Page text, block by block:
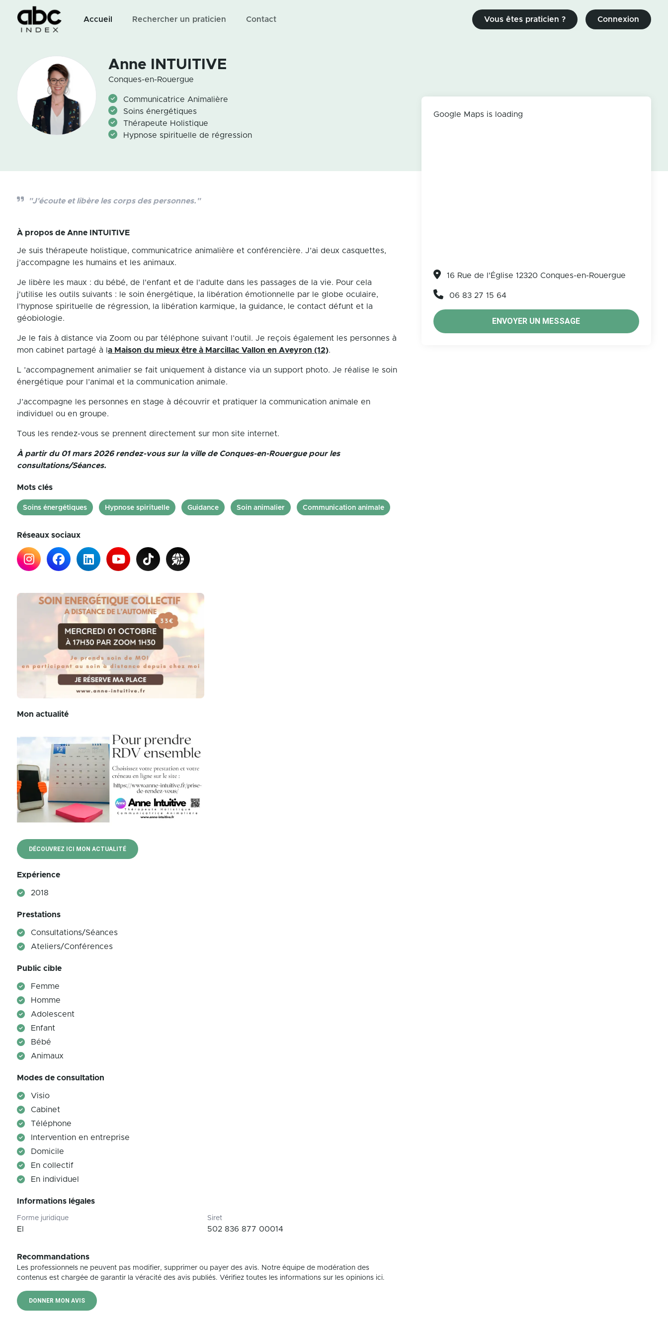
Accueil Rechercher un praticien Contact Vous êtes praticien ? Connexion
Anne INTUITIVE
Conques-en-Rouergue
Communicatrice Animalière
Soins énergétiques
Thérapeute Holistique
Hypnose spirituelle de régression
"J'écoute et libère les corps des personnes."
À propos de Anne INTUITIVE
Je suis thérapeute holistique, communicatrice animalière et conférencière. J’ai deux casquettes,
j’accompagne les humains et les animaux.
Je libère les maux : du bébé, de l'enfant et de l'adulte dans les passages de la vie. Pour cela
j'utilise les outils suivants : le soin énergétique, la libération émotionnelle par le globe oculaire,
l’hypnose spirituelle de régression, la libération karmique, la guidance, le contact défunt et la
géobiologie.
Je le fais à distance via Zoom ou par téléphone suivant l’outil. Je reçois également les personnes à
mon cabinet partagé à l a Maison du mieux être à Marcillac Vallon en Aveyron (12).
L ’accompagnement animalier se fait uniquement à distance via un support photo. Je réalise le soin
énergétique pour l’animal et la communication animale.
J’accompagne les personnes en stage à découvrir et pratiquer la communication animale en
individuel ou en groupe.
Tous les rendez-vous se prennent directement sur mon site internet.
À partir du 01 mars 2026 rendez-vous sur la ville de Conques-en-Rouergue pour les
consultations/Séances.
Mots clés
Soins énergétiques Hypnose spirituelle Guidance Soin animalier Communication animale
Réseaux sociaux
Mon actualité
DÉCOUVREZ ICI MON ACTUALITÉ
Expérience
2018
Prestations
Consultations/Séances
Ateliers/Conférences
Public cible
Femme
Homme
Adolescent
Enfant
Bébé
Animaux
Modes de consultation
Visio
Cabinet
Téléphone
Intervention en entreprise
Domicile
En collectif
En individuel
Informations légales
Forme juridique
EI
Siret
502 836 877 00014
Recommandations
Les professionnels ne peuvent pas modifier, supprimer ou payer des avis. Notre équipe de modération des
contenus est chargée de garantir la véracité des avis publiés. Vérifiez toutes les informations sur les opinions ici.
DONNER MON AVIS
Google Maps is loading
16 Rue de l'Église 12320 Conques-en-Rouergue
06 83 27 15 64
ENVOYER UN MESSAGE